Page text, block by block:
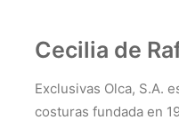
Cecilia de
Exclusivas Olca, S.A.
costuras fundada en